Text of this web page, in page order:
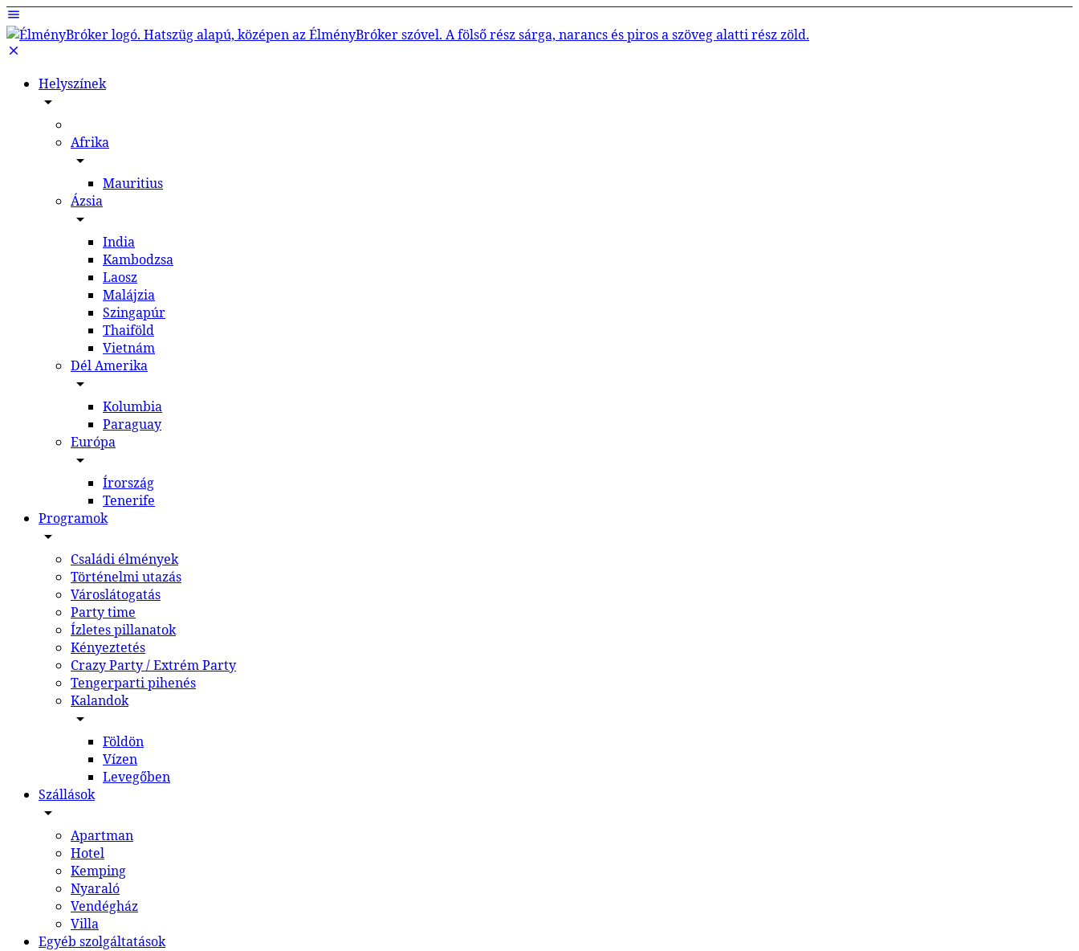
Helyszínek
Afrika
Mauritius
Ázsia
India
Kambodzsa
Laosz
Malájzia
Szingapúr
Thaiföld
Vietnám
Dél Amerika
Kolumbia
Paraguay
Európa
Írország
Tenerife
Programok
Családi élmények
Történelmi utazás
Városlátogatás
Party time
Ízletes pillanatok
Kényeztetés
Crazy Party / Extrém Party
Tengerparti pihenés
Kalandok
Földön
Vízen
Levegőben
Szállások
Apartman
Hotel
Kemping
Nyaraló
Vendégház
Villa
Egyéb szolgáltatások